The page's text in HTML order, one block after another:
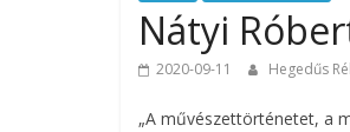
Nátyi
2020-09-11 Hegedűs
„A művészettörténetet, a